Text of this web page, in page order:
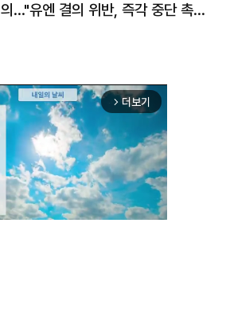
의…"유엔 결의 위반, 즉각 중단 촉
arrow_forward_ios 더보기